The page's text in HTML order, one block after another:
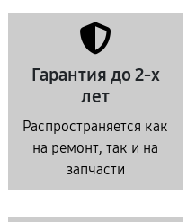
Гарантия до 2-х
лет
Распространяется как
на ремонт, так и на
запчасти